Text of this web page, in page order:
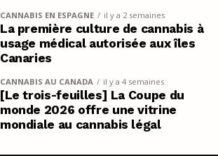
CANNABIS EN ESPAGNE il y a 2 semaines
La première culture de cannabis à
usage médical autorisée aux îles
Canaries
CANNABIS AU CANADA il y a 4 semaines
[Le trois-feuilles] La Coupe du
monde 2026 offre une vitrine
mondiale au cannabis légal